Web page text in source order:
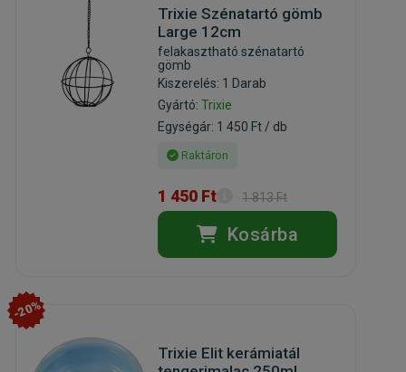
Trixie Szénatartó gömb
Large 12cm
felakasztható szénatartó
gömb
Kiszerelés: 1 Darab
Gyártó: Trixie
Egységár: 1 450 Ft / db
Raktáron
1 450 Ft 1 813 Ft
Kosárba
-20%
Trixie Elit kerámiatál